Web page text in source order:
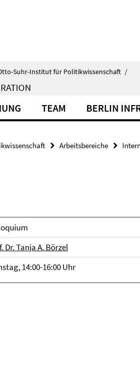
Suhr-Institut für Politikwissenschaft /
TEAM BERLIN
Arbeitsbereiche
Dr. Tanja A. Börzel
14:00-16:00 Uhr